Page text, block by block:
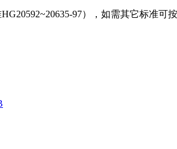
97），如需其它标准可